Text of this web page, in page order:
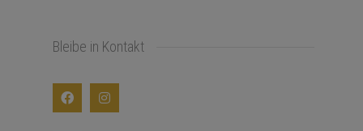
Bleibe in Kontakt